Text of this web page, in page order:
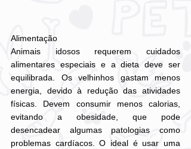
Alimentação
Animais idosos requerem cuidados
alimentares especiais e a dieta deve ser
equilibrada. Os velhinhos gastam menos
energia, devido à redução das atividades
físicas. Devem consumir menos calorias,
evitando a obesidade, que pode
desencadear algumas patologias como
problemas cardíacos. O ideal é usar uma